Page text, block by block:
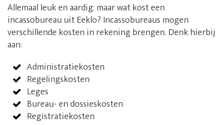
Allemaal leuk en aardig: maar wat kost een
incassobureau uit Eeklo? Incassobureaus mogen
verschillende kosten in rekening brengen. Denk hierbij
aan:
Administratiekosten
Regelingskosten
Leges
Bureau- en dossieskosten
Registratiekosten